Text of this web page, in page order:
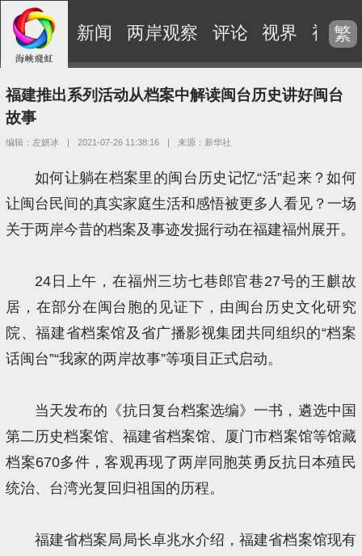
新闻 两岸观察 评论 视界 视频
繁
福建推出系列活动从档案中解读闽台历史讲好闽台
故事
编辑：左妍冰 | 2021-07-26 11:38:16 | 来源：新华社
如何让躺在档案里的闽台历史记忆“活”起来？如何
让闽台民间的真实家庭生活和感悟被更多人看见？一场
关于两岸今昔的档案及事迹发掘行动在福建福州展开。
24日上午，在福州三坊七巷郎官巷27号的王麒故
居，在部分在闽台胞的见证下，由闽台历史文化研究
院、福建省档案馆及省广播影视集团共同组织的“档案
话闽台”“我家的两岸故事”等项目正式启动。
当天发布的《抗日复台档案选编》一书，遴选中国
第二历史档案馆、福建省档案馆、厦门市档案馆等馆藏
档案670多件，客观再现了两岸同胞英勇反抗日本殖民
统治、台湾光复回归祖国的历程。
福建省档案局局长卓兆水介绍，福建省档案馆现有